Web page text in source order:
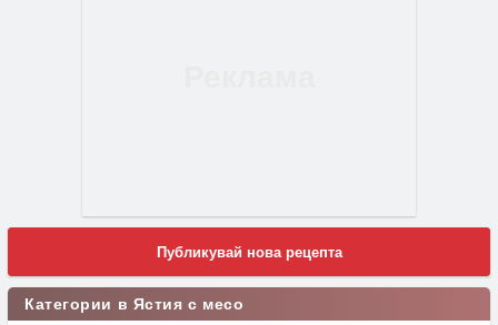
Публикувай нова рецепта
Категории в Ястия с месо